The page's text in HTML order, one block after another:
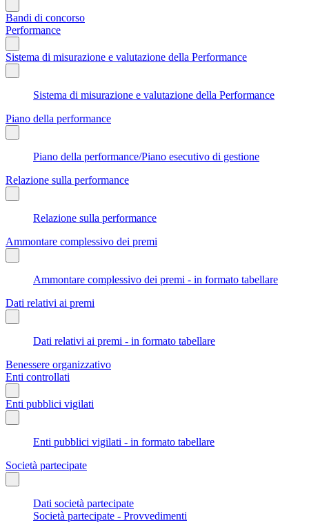
Bandi di concorso
Performance
Sistema di misurazione e valutazione della Performance
Sistema di misurazione e valutazione della Performance
Piano della performance
Piano della performance/Piano esecutivo di gestione
Relazione sulla performance
Relazione sulla performance
Ammontare complessivo dei premi
Ammontare complessivo dei premi - in formato tabellare
Dati relativi ai premi
Dati relativi ai premi - in formato tabellare
Benessere organizzativo
Enti controllati
Enti pubblici vigilati
Enti pubblici vigilati - in formato tabellare
Società partecipate
Dati società partecipate
Società partecipate - Provvedimenti